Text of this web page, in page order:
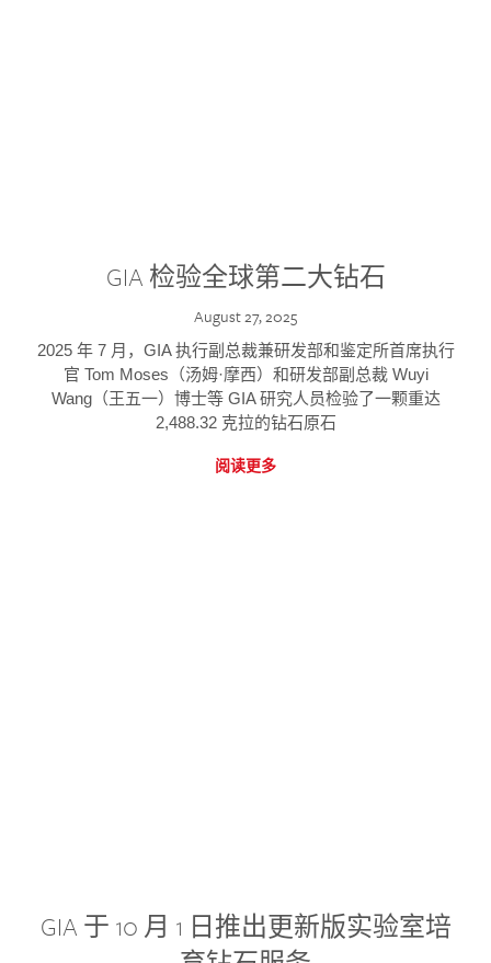
GIA 检验全球第二大钻石
August 27, 2025
2025 年 7 月，GIA 执行副总裁兼研发部和鉴定所首席执行
官 Tom Moses（汤姆·摩西）和研发部副总裁 Wuyi
Wang（王五一）博士等 GIA 研究人员检验了一颗重达
2,488.32 克拉的钻石原石
阅读更多
GIA 于 10 月 1 日推出更新版实验室培